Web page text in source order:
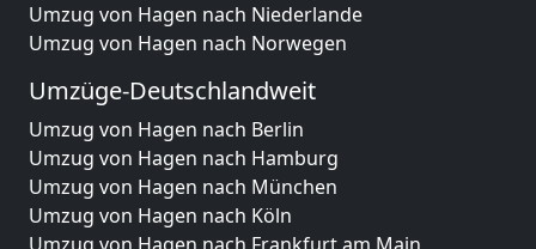
Umzug von Hagen nach Niederlande
Umzug von Hagen nach Norwegen
Umzüge-Deutschlandweit
Umzug von Hagen nach Berlin
Umzug von Hagen nach Hamburg
Umzug von Hagen nach München
Umzug von Hagen nach Köln